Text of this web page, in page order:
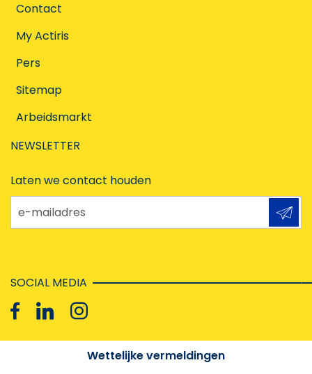
Contact
My Actiris
Pers
Sitemap
Arbeidsmarkt
NEWSLETTER
Laten we contact houden
e-mailadres
SOCIAL MEDIA
Wettelijke vermeldingen